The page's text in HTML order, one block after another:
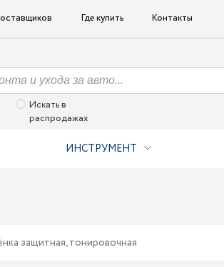
Где купить Контакты
Искать в
распродажах
ИНСТРУМЕНТ
защитная, тонировочная